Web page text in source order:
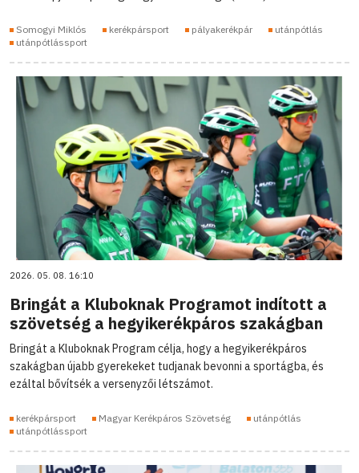
Somogyi Miklós kerékpársport pályakerékpár
utánpótlás
utánpótlássport
2026. 05. 08. 16:10
Bringát a Kluboknak Programot indított a
szövetség a hegyikerékpáros szakágban
Bringát a Kluboknak Program célja, hogy a hegyikerékpáros
szakágban újabb gyerekeket tudjanak bevonni a sportágba, és
ezáltal bővítsék a versenyzői létszámot.
kerékpársport Magyar Kerékpáros Szövetség
utánpótlás
utánpótlássport